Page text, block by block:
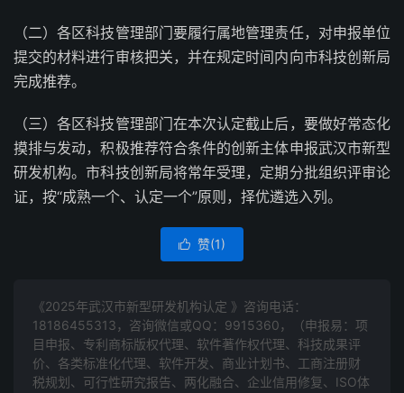
（二）各区科技管理部门要履行属地管理责任，对申报单位
提交的材料进行审核把关，并在规定时间内向市科技创新局
完成推荐。
（三）各区科技管理部门在本次认定截止后，要做好常态化
摸排与发动，积极推荐符合条件的创新主体申报武汉市新型
研发机构。市科技创新局将常年受理，定期分批组织评审论
证，按“成熟一个、认定一个”原则，择优遴选入列。
 赞(1)
《2025年武汉市新型研发机构认定 》咨询电话：
18186455313 ，咨询微信或QQ：9915360，（申报易：项
目申报、专利商标版权代理、软件著作权代理、科技成果评
价、各类标准化代理、软件开发、商业计划书、工商注册财
税规划、可行性研究报告、两化融合、企业信用修复、ISO体